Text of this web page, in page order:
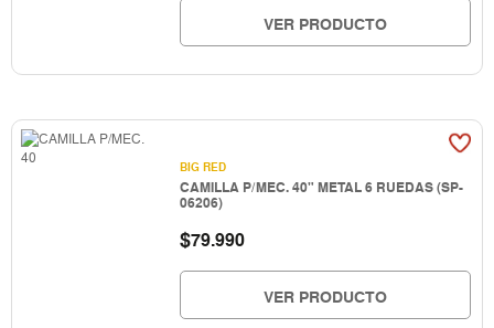
VER PRODUCTO
BIG RED
CAMILLA P/MEC. 40" METAL 6 RUEDAS (SP-
06206)
$79.990
VER PRODUCTO